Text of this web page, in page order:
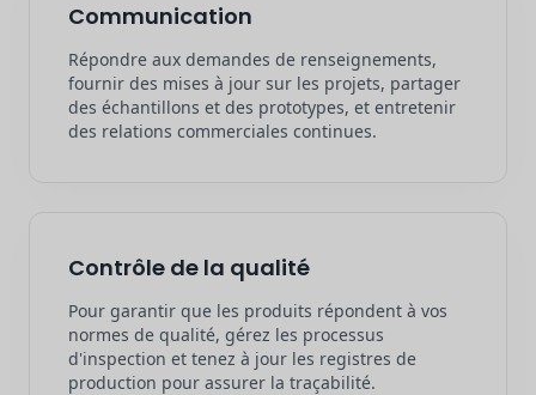
Communication
Répondre aux demandes de renseignements,
fournir des mises à jour sur les projets, partager
des échantillons et des prototypes, et entretenir
des relations commerciales continues.
Contrôle de la qualité
Pour garantir que les produits répondent à vos
normes de qualité, gérez les processus
d'inspection et tenez à jour les registres de
production pour assurer la traçabilité.